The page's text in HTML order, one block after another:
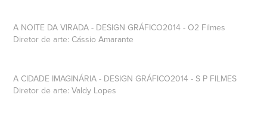
A NOITE DA VIRADA - DESIGN GRÁFICO2014 - O2 Filmes
Diretor de arte: Cássio Amarante
A CIDADE IMAGINÁRIA - DESIGN GRÁFICO2014 - S P FILMES
Diretor de arte: Valdy Lopes